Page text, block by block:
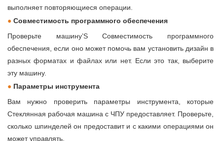
выполняет повторяющиеся операции.
● Совместимость программного обеспечения
Проверьте машину’S Совместимость программного
обеспечения, если оно может помочь вам установить дизайн в
разных форматах и ​​файлах или нет. Если это так, выберите
эту машину.
● Параметры инструмента
Вам нужно проверить параметры инструмента, которые
Стеклянная рабочая машина с ЧПУ предоставляет. Проверьте,
сколько шпинделей он предоставит и с какими операциями он
может управлять.